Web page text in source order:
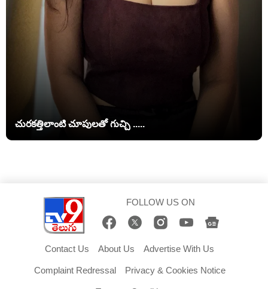
చురకత్తిలాంటి చూపులతో గుచ్చి .....
FOLLOW US ON
Contact Us About Us Advertise With Us
Complaint Redressal Privacy & Cookies Notice